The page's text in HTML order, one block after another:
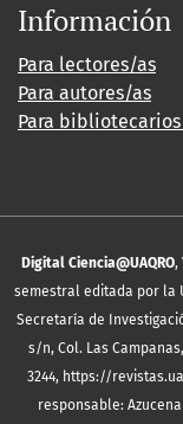
Información
Para lectores/as
Para autores/as
Para
Digital Ciencia@UAQRO,
semestral editada por la
Secretaría de
s/n, Col. Las Campanas,
3244, https://
responsable: